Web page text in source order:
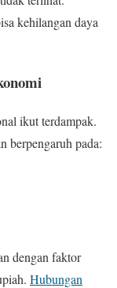
kehilangan daya
ikut terdampak.
berpengaruh pada:
dengan faktor
Hubungan